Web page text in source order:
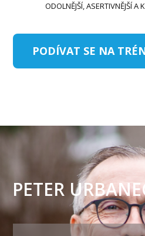
ODOLNĚJŠÍ, ASERTIVNĚJŠÍ A
PODÍVAT SE NA
PETER